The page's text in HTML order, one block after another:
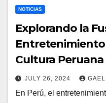
NOTICIAS
Explorando la
Entretenimiento
Cultura Peruana
JULY 26, 2024
En Perú, el